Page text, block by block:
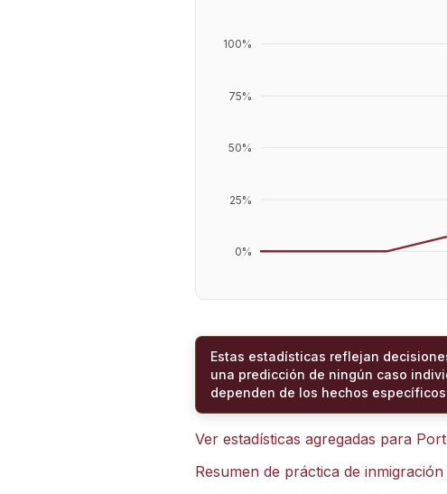
0%
25%
50%
75%
100%
Estas estadísticas reflejan
una predicción de ningún caso
dependen de los hechos
Ver estadísticas agregadas para
Resumen de práctica de inmigración